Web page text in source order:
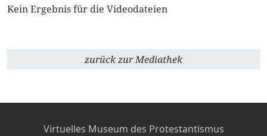
Kein Ergebnis für die Videodateien
zurück zur Mediathek
Virtuelles Museum des Protestantismus